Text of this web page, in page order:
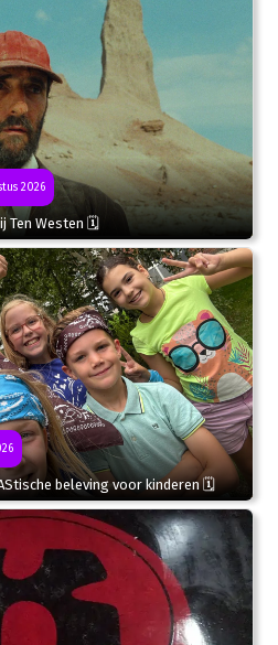
2026
Ten Westen 🗓
beleving voor kinderen 🗓